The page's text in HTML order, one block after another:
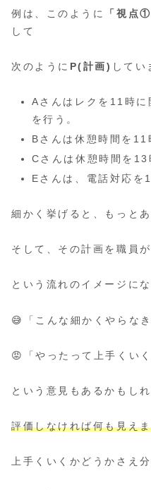
例は、このように 「視点
して
次のように P(計画) してい
Aさんはレクを11時
を行う。
Bさんは休憩時間を11
Cさんは休憩時間を13
Eさんは、電話対応を
細かく挙げると、もっと
そして、その計画を職員
という流れのイメージにな
😅「こんな細かくやらな
😡「やったって上手くい
という意見もあるかもし
評価しなければ何も見え
上手くいくかどうかさえ